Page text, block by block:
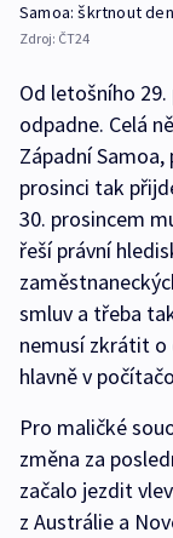
Samoa: škrtnout
Zdroj: ČT24
Od letošního
odpadne. Celá
Západní
prosinci tak
30. prosincem
řeší právní
smluv a třeba
nemusí zkrátit o
hlavně v
Pro maličké
změna za
začalo jezdit
z Austrálie a